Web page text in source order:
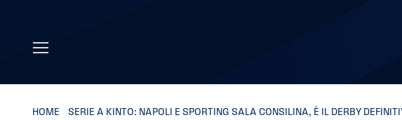
HOME SERIE A KINTO: NAPOLI E SPORTING SALA CONSILINA, È IL DERBY